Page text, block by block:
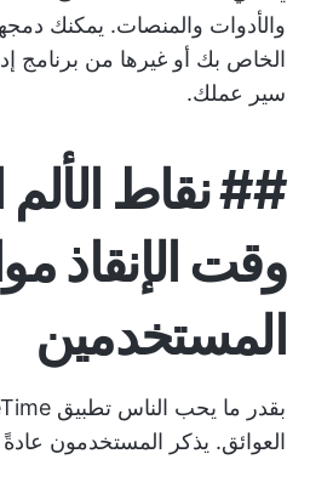
الخاص بك أو غيرها من برنامج
سير عملك.
##نقاط
وقت الإنقاذ
المستخدمين
العوائق. يذكر المستخدمون عادةً